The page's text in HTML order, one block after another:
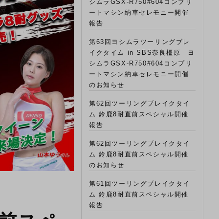
シムラGSX-R750#604コンプリ
ートマシン納車セレモニー開催
報告
第63回ヨシムラツーリングブレ
イクタイム in SBS奈良橿原 ヨ
シムラGSX-R750#604コンプリ
ートマシン納車セレモニー開催
のお知らせ
第62回ツーリングブレイクタイ
ム 鈴鹿8耐直前スペシャル開催
報告
第62回ツーリングブレイクタイ
ム 鈴鹿8耐直前スペシャル開催
のお知らせ
第61回ツーリングブレイクタイ
ム 鈴鹿8耐直前スペシャル開催
報告